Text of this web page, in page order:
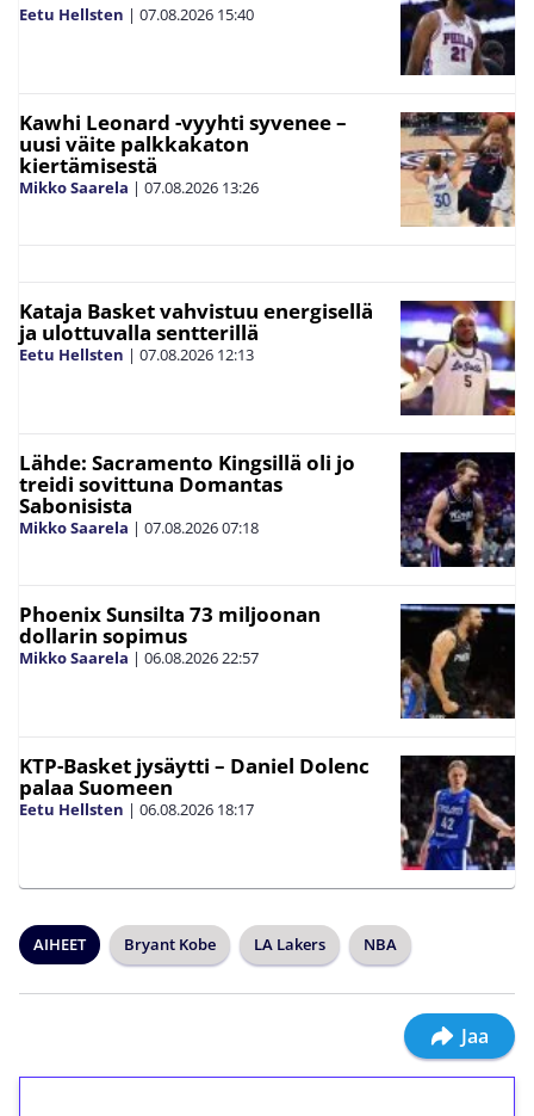
Eetu Hellsten | 07.08.2026 15:40
Kawhi Leonard -vyyhti syvenee –
uusi väite palkkakaton
kiertämisestä
Mikko Saarela | 07.08.2026 13:26
Kataja Basket vahvistuu energisellä
ja ulottuvalla sentterillä
Eetu Hellsten | 07.08.2026 12:13
Lähde: Sacramento Kingsillä oli jo
treidi sovittuna Domantas
Sabonisista
Mikko Saarela | 07.08.202607:18
Phoenix Sunsilta 73 miljoonan
dollarin sopimus
Mikko Saarela | 06.08.2026 22:57
KTP-Basket jysäytti – Daniel Dolenc
palaa Suomeen
Eetu Hellsten | 06.08.2026 18:17
AIHEET Bryant Kobe LA Lakers NBA
Jaa